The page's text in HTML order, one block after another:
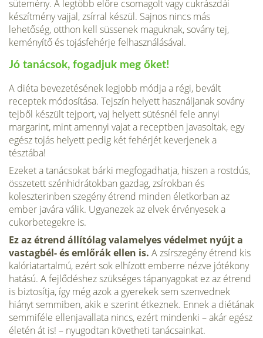
sütemény. A legtöbb előre csomagolt vagy cukrászdái
készítmény vajjal, zsírral készül. Sajnos nincs más
lehetőség, otthon kell süssenek maguknak, sovány tej,
keményítő és tojásfehérje felhasználásával.
Jó tanácsok, fogadjuk meg őket!
A diéta bevezetésének legjobb módja a régi, bevált
receptek módosítása. Tejszín helyett használjanak sovány
tejből készült tejport, vaj helyett sütésnél fele annyi
margarint, mint amennyi vajat a receptben javasoltak, egy
egész tojás helyett pedig két fehérjét keverjenek a
tésztába!
Ezeket a tanácsokat bárki megfogadhatja, hiszen a rostdús,
összetett szénhidrátokban gazdag, zsírokban és
koleszterinben szegény étrend minden életkorban az
ember javára válik. Ugyanezek az elvek érvényesek a
cukorbetegekre is.
Ez az étrend állítólag valamelyes védelmet nyújt a
vastagbél- és emlőrák ellen is. A zsírszegény étrend kis
kalóriatartalmú, ezért sok elhízott emberre nézve jótékony
hatású. A fejlődéshez szükséges tápanyagokat ez az étrend
is biztosítja, így még azok a gyerekek sem szenvednek
hiányt semmiben, akik e szerint étkeznek. Ennek a diétának
semmiféle ellenjavallata nincs, ezért mindenki – akár egész
életén át is! – nyugodtan követheti tanácsainkat.